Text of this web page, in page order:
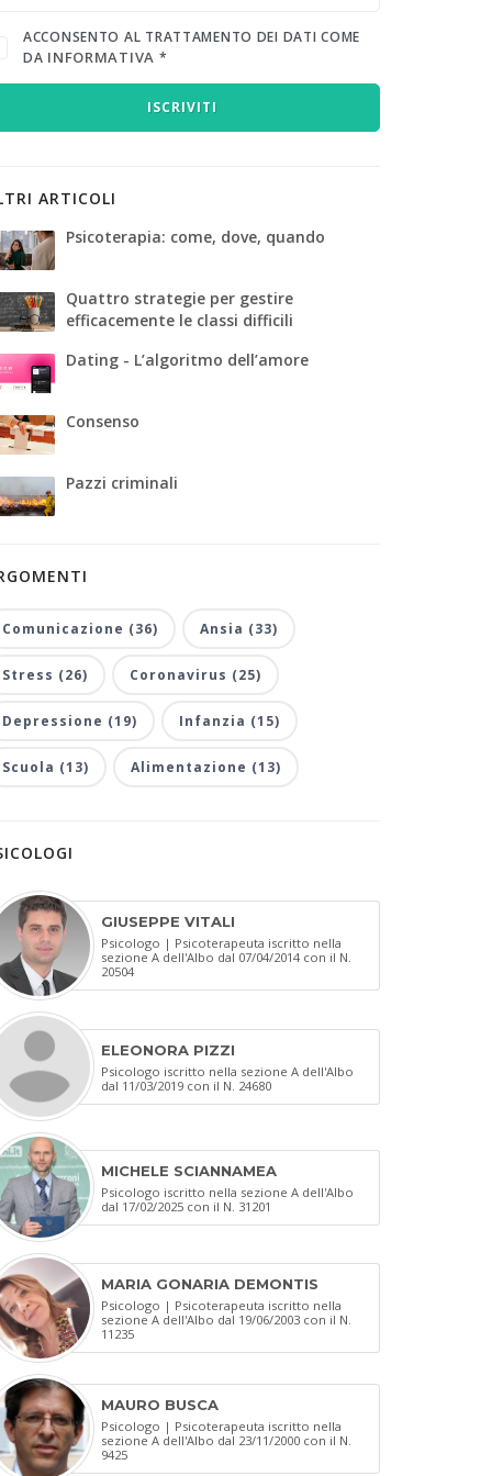
ACCONSENTO AL TRATTAMENTO DEI DATI COME
DA INFORMATIVA *
ISCRIVITI
ARTICOLI
Psicoterapia: come, dove, quando
Quattro strategie per gestire
efficacemente le classi difficili
Dating - L’algoritmo dell’amore
Consenso
Pazzi criminali
Comunicazione (36) Ansia (33)
Stress (26) Coronavirus (25)
Depressione (19) Infanzia (15)
Scuola (13) Alimentazione (13)
GIUSEPPE VITALI
Psicologo | Psicoterapeuta iscritto nella
sezione A dell'Albo dal 07/04/2014 con il N.
20504
ELEONORA PIZZI
Psicologo iscritto nella sezione A dell'Albo
dal 11/03/2019 con il N. 24680
MICHELE SCIANNAMEA
Psicologo iscritto nella sezione A dell'Albo
dal 17/02/2025 con il N. 31201
MARIA GONARIA DEMONTIS
Psicologo | Psicoterapeuta iscritto nella
sezione A dell'Albo dal 19/06/2003 con il N.
11235
MAURO BUSCA
Psicologo | Psicoterapeuta iscritto nella
sezione A dell'Albo dal 23/11/2000 con il N.
9425